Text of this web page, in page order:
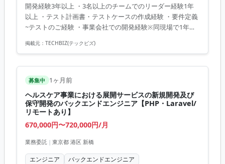
・フレームワーク:Laravel・Vue.js・jQuery ・クラウ
ド:AWS・Docker ・CI/CD:Jenkins ・コミ...
開発経験3年以上 ・3名以上のチームでのリーダー経験1年
以上 ・テスト計画書・テストケースの作成経験 ・要件定義
~テストのご経験 ・事業会社での開発経験※同現場で1年以
掲載元： TECHBIZ(テックビズ)
募集中 1ヶ月前
ヘルスケア事業における展開サービスの新規開発及び
保守開発のバックエンドエンジニア【PHP・Laravel/
リモートあり】
670,000円〜720,000円/月
業務委託 | 東京都 港区 新橋
エンジニア バックエンドエンジニア